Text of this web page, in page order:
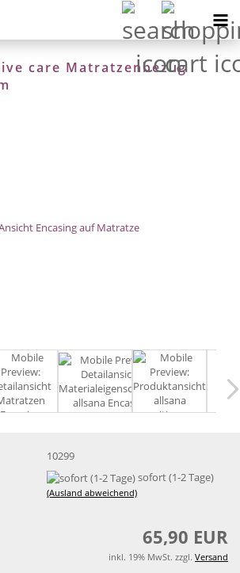
care Matratzenbezug
10299
sofort (1-2 Tage)
(Ausland abweichend)
65,90 EUR
inkl. 19% MwSt. zzgl. Versand